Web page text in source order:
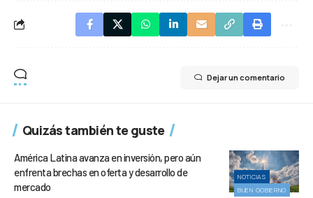
Dejar un comentario
Quizás también te guste
NOTICIAS
BUEN GOBIERNO
América Latina avanza en inversión, pero aún
enfrenta brechas en oferta y desarrollo de
mercado